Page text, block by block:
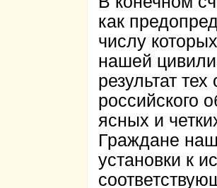
как
числу
нашей
результат
российского
ясных и
Граждане
установки к